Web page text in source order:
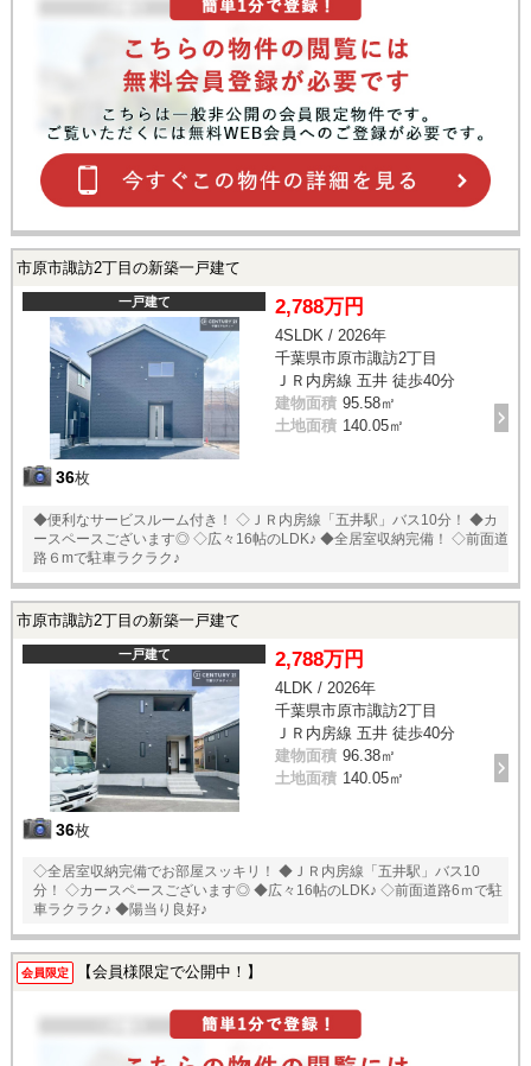
市原市諏訪2丁目の新築一戸建て
一戸建て
36枚
2,788万円
4SLDK / 2026年
千葉県市原市諏訪2丁目
ＪＲ内房線 五井 徒歩40分
建物面積 95.58㎡
土地面積 140.05㎡
◆便利なサービスルーム付き！ ◇ＪＲ内房線「五井駅」バス10分！ ◆カ
ースペースございます◎ ◇広々16帖のLDK♪ ◆全居室収納完備！ ◇前面道
路６mで駐車ラクラク♪
市原市諏訪2丁目の新築一戸建て
一戸建て
36枚
2,788万円
4LDK / 2026年
千葉県市原市諏訪2丁目
ＪＲ内房線 五井 徒歩40分
建物面積 96.38㎡
土地面積 140.05㎡
◇全居室収納完備でお部屋スッキリ！ ◆ＪＲ内房線「五井駅」バス10
分！ ◇カースペースございます◎ ◆広々16帖のLDK♪ ◇前面道路6ｍで駐
車ラクラク♪ ◆陽当り良好♪
会員限定 【会員様限定で公開中！】